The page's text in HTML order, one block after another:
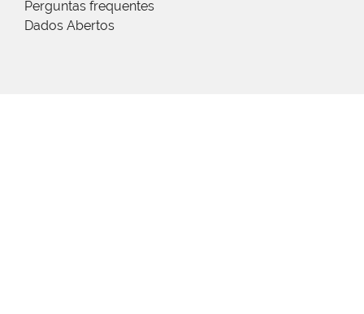
Perguntas frequentes
Dados Abertos